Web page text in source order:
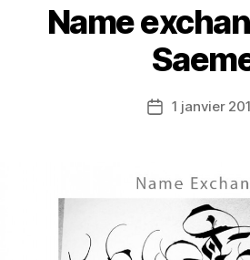
Name
Date1 janvier